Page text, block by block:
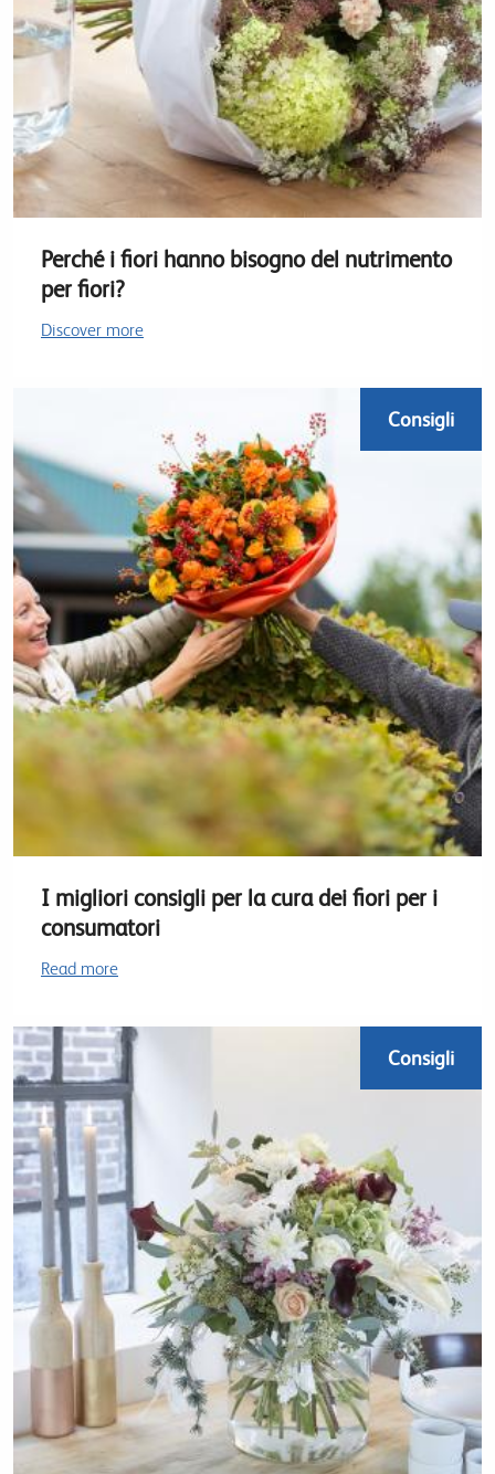
Perché i fiori hanno bisogno del nutrimento
per fiori?
Discover more
Consigli
I migliori consigli per la cura dei fiori per i
consumatori
Read more
Consigli